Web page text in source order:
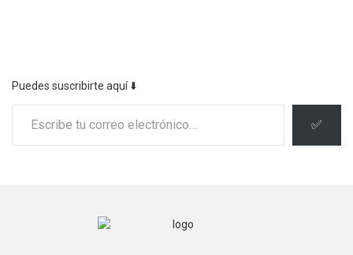
Puedes suscribirte aquí ⬇️
Escribe tu correo electrónico…
✅